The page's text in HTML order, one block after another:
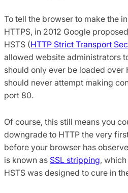
To tell the browser to make the
HTTPS, in 2012 Google
HSTS (HTTP Strict Transport
allowed website administrators
should only ever be loaded over
should never attempt making
port 80.
Of course, this still means you
downgrade to HTTP the very
before your browser has
is known as SSL stripping,
HSTS was designed to cure in